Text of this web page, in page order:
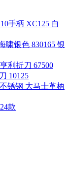
手柄 XC125 白
啸银色 830165 银
利折刀 67500
10125
锈钢 大马士革柄
款